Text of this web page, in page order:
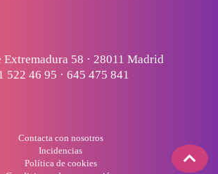
Extremadura 58 · 28011 Madrid
522 46 95 · 645 475 841
Contacta con nosotros
Incidencias
Política de cookies